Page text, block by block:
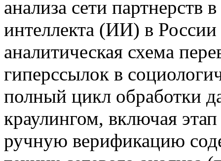
анализа сети партнерств
интеллекта (ИИ) в России
аналитическая схема
гиперссылок в
полный цикл обработки
краулингом, включая
ручную верификацию